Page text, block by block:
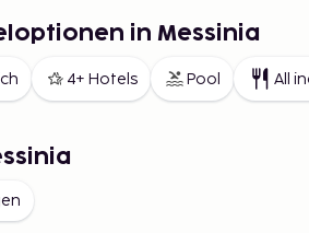
in Messinia
4+ Hotels Pool All